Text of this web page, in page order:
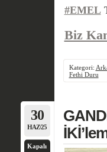
#EMEL
Biz
Kategori:
Fethi Duru
30
HAZ/25
Kapalı